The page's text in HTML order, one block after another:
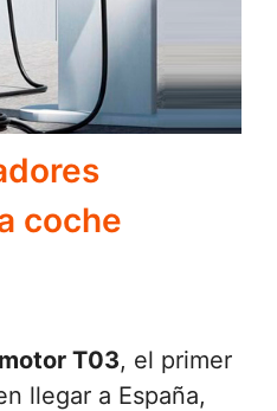
coche
T03, el primer
llegar a España,